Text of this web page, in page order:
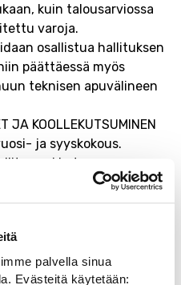
palvella sinua
Evästeitä käytetään:
kuin talousarviossa
varoja.
osallistua hallituksen
päättäessä myös
teknisen apuvälineen
JA KOOLLEKUTSUMINEN
ja syyskokous.
voi kutsua
Ylimääräinen kokous on
kokous niin päättää
vaatii,
vähintään seitsemän